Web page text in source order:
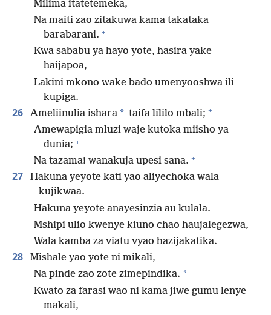
Milima itatetemeka,
Na maiti zao zitakuwa kama takataka
barabarani. +
Kwa sababu ya hayo yote, hasira yake
haijapoa,
Lakini mkono wake bado umenyooshwa ili
kupiga.
26 Ameliinulia ishara * taifa lililo mbali; +
Amewapigia mluzi waje kutoka miisho ya
dunia; +
Na tazama! wanakuja upesi sana. +
27
Hakuna yeyote kati yao aliyechoka wala
kujikwaa.
Hakuna yeyote anayesinzia au kulala.
Mshipi ulio kwenye kiuno chao haujalegezwa,
Wala kamba za viatu vyao hazijakatika.
28
Mishale yao yote ni mikali,
Na pinde zao zote zimepindika. *
Kwato za farasi wao ni kama jiwe gumu lenye
makali,